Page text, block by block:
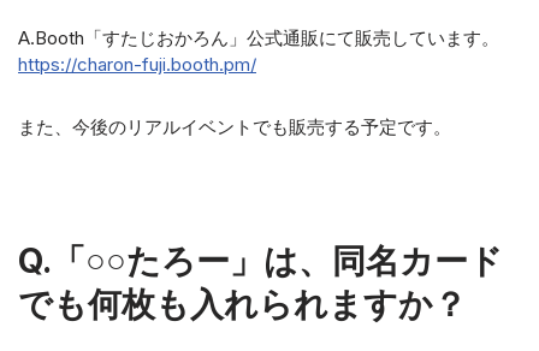
A.Booth「すたじおかろん」公式通販にて販売しています。
https://charon-fuji.booth.pm/
また、今後のリアルイベントでも販売する予定です。
Q.「○○たろー」は、同名カード
でも何枚も入れられますか？